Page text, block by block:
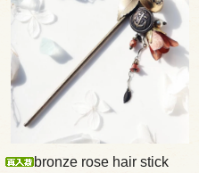
bronze rose hair stick